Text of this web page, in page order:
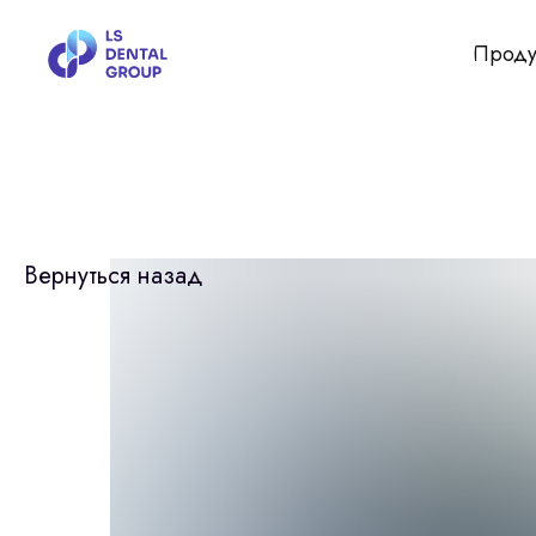
Вернуться назад